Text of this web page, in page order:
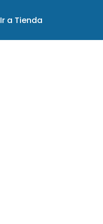
Ir a Tienda